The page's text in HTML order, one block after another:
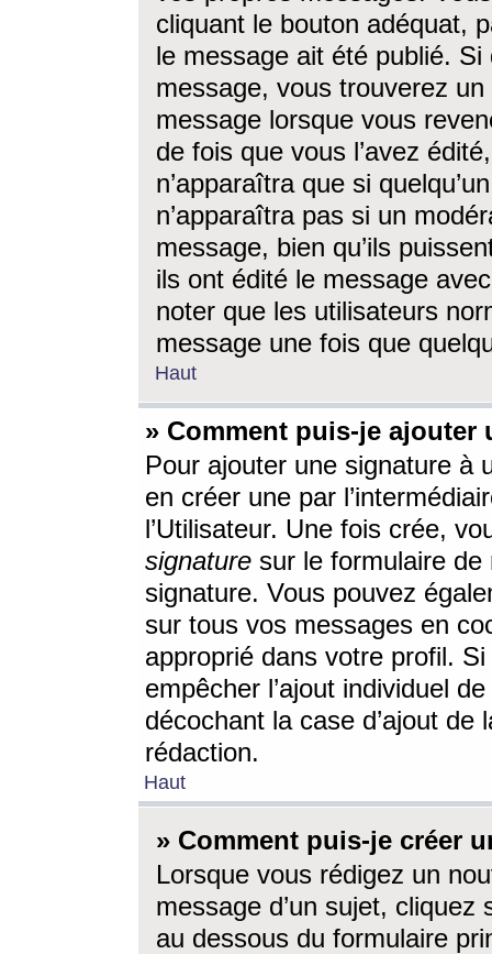
cliquant le bouton adéquat,
le message ait été publié. Si
message, vous trouverez
message lorsque vous
de fois que vous l’avez
n’apparaîtra que si
n’apparaîtra pas si un
message, bien qu’ils
ils ont édité le message
noter que les utilisateurs
message une fois que
Haut
» Comment puis-je ajouter
Pour ajouter une signature à
en créer une par
l’Utilisateur. Une fois crée,
signature sur le formulaire de
signature. Vous pouvez
sur tous vos messages en
approprié dans votre profil.
empêcher l’ajout individuel
décochant la case d’ajout
rédaction.
Haut
» Comment puis-je créer
Lorsque vous rédigez un
message d’un sujet, cliquez
au dessous du formulaire